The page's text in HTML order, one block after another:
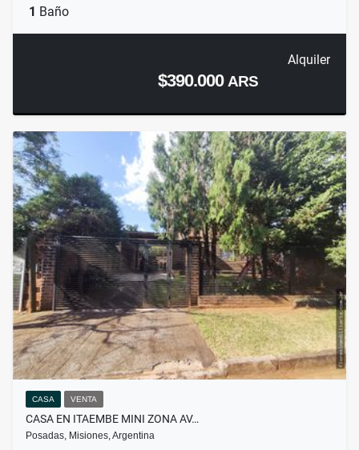
1 Baño
Alquiler
$390.000 ARS
CASA VENTA
CASA EN ITAEMBE MINI ZONA AV…
Posadas, Misiones, Argentina